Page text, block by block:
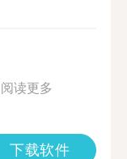
阅读更多
下载软件